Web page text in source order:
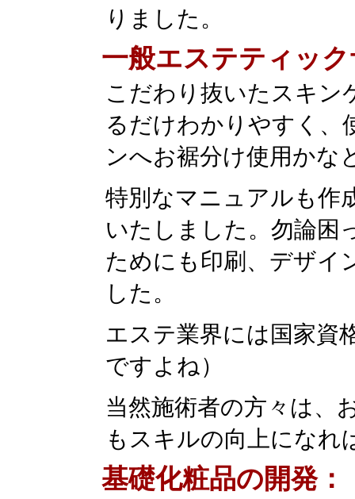
りました。
一般エステティッ
こだわり抜いたスキン
るだけわかりやすく、
ンへお裾分け使用かな
特別なマニュアルも作
いたしました。勿論困
ためにも印刷、デザイ
した。
エステ業界には国家資
ですよね）
当然施術者の方々は、
もスキルの向上になれ
基礎化粧品の開発：